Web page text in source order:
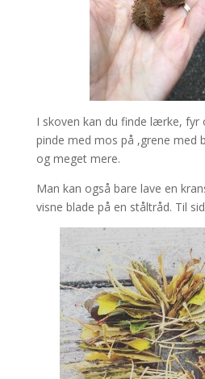
I skoven kan du finde lærke, fyr
pinde med mos på ,grene med
og meget mere.
Man kan også bare lave en
visne blade på en ståltråd. Til